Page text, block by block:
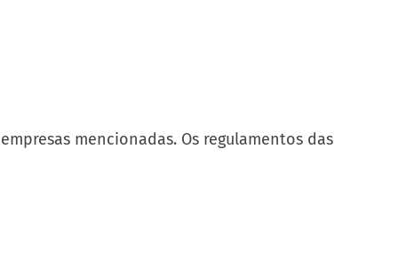
mencionadas. Os regulamentos das